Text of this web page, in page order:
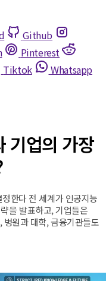
Github
Pinterest
Tiktok
Whatsapp
기업의 가장
한다 전 세계가 인공지능
을 발표하고, 기업들은
원과 대학, 금융기관들도